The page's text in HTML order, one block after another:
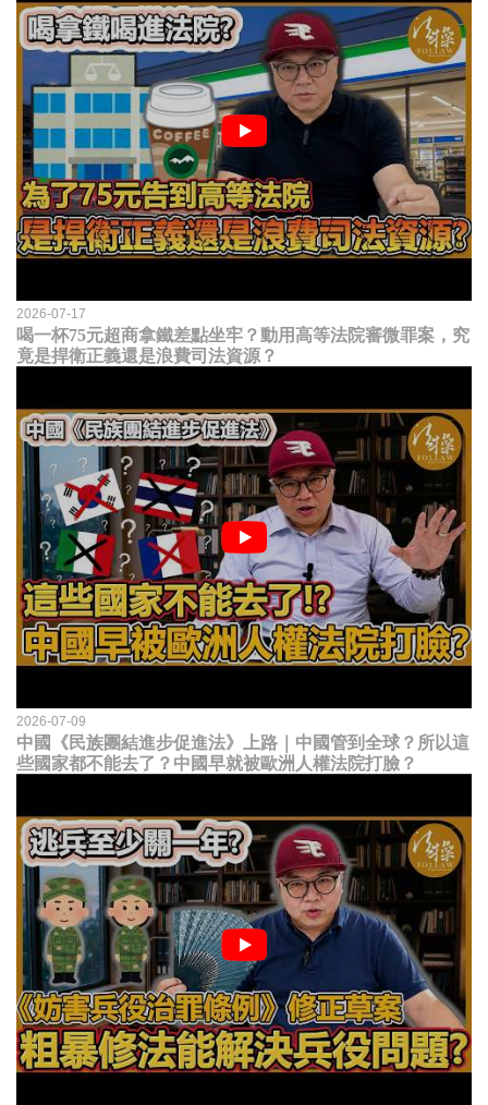
2026-07-17
喝一杯75元超商拿鐵差點坐牢？動用高等法院審微罪案，究
竟是捍衛正義還是浪費司法資源？
2026-07-09
中國《民族團結進步促進法》上路｜中國管到全球？所以這
些國家都不能去了？中國早就被歐洲人權法院打臉？